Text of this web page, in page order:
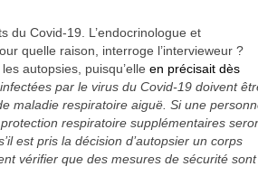
du Covid-19. L’endocrinologue et
quelle raison, interroge l’intervieweur ?
autopsies, puisqu’elle en précisait dès
par le virus du Covid-19 doivent
maladie respiratoire aiguë. Si une
respiratoire supplémentaires
est pris la décision d’autopsier un corps
vérifier que des mesures de sécurité sont